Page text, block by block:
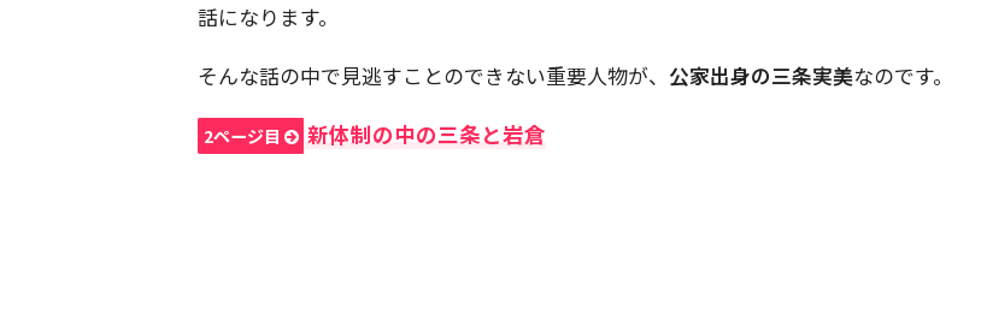
話になります。
そんな話の中で見逃すことのできない重要人物が、 公家出身の三条実美なのです。
2ページ目 新体制の中の三条と岩倉